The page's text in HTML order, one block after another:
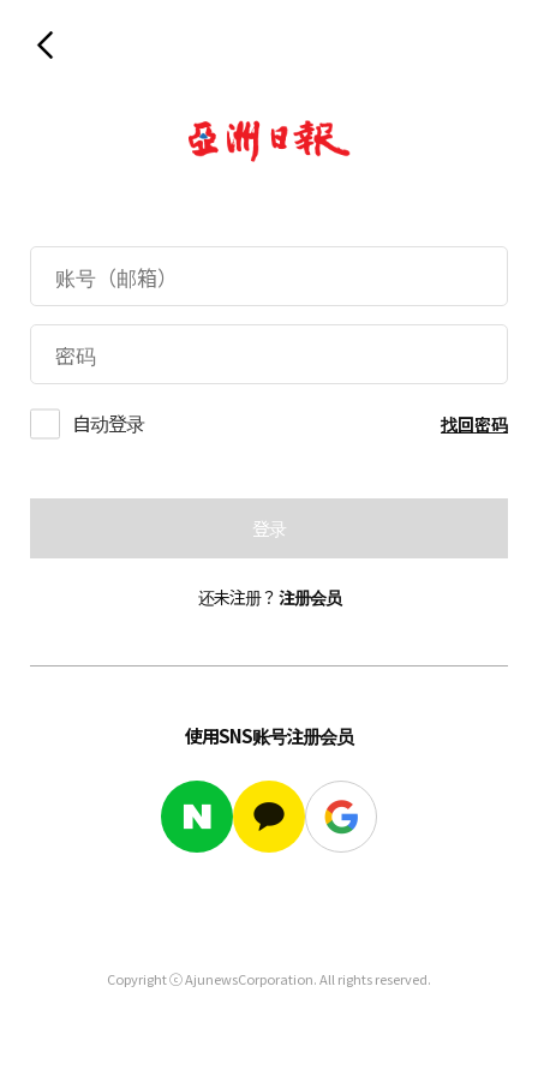
自动登录 找回密码
登录
还未注册？ 注册会员
使用SNS账号注册会员
Copyright ⓒ AjunewsCorporation. All rights reserved.